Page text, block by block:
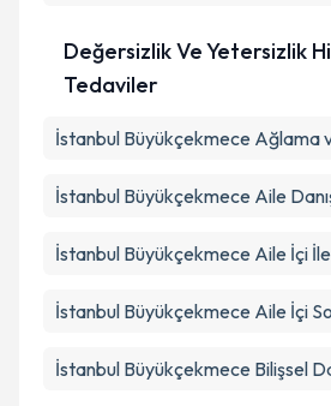
Değersizlik Ve Yetersizlik
Tedaviler
İstanbul Büyükçekmece Ağlama
İstanbul Büyükçekmece Aile
İstanbul Büyükçekmece Aile İçi
İstanbul Büyükçekmece Aile İçi
İstanbul Büyükçekmece Bilişsel